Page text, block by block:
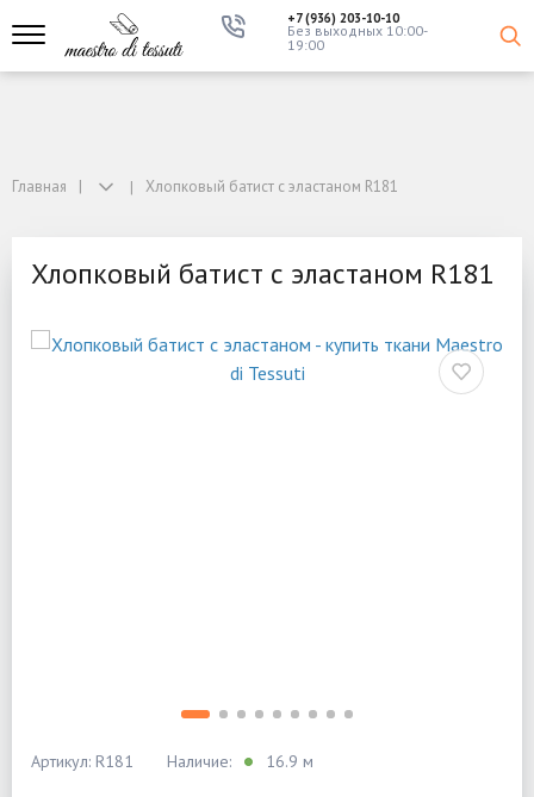
+7 (936) 203-10-10
Без выходных 10:00-
19:00
Главная Хлопковый батист с эластаном R181
Хлопковый батист с эластаном R181
Артикул: R181 Наличие: 16.9 м